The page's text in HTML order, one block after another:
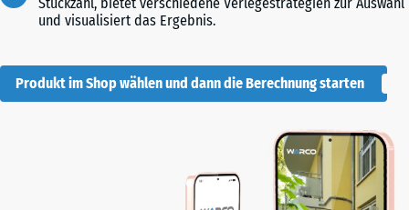
und visualisiert das Ergebnis.
Produkt im Shop wählen und dann die Berechnung starten